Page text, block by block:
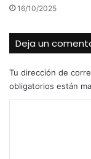
16/10/2025
Deja un
Tu dirección de
obligatorios están